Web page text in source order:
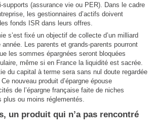
supports (assurance vie ou PER). Dans le cadre
les gestionnaires d’actifs doivent
fonds ISR dans leurs offres.
s’est fixé un objectif de collecte d’un milliard
année. Les parents et grands-parents pourront
les sommes épargnées seront bloquées
même si en France la liquidité est sacrée.
du capital à terme sera sans nul doute regardée
nouveau produit d’épargne épouse
de l’épargne française faite de niches
ou moins réglementés.
un produit qui n’a pas rencontré